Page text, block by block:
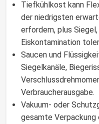
Tiefkühlkost kann
der niedrigsten
erfordern, plus
Eiskontamination
Saucen und
Siegelkanäle,
Verbraucherausgabe.
Vakuum- oder
gesamte